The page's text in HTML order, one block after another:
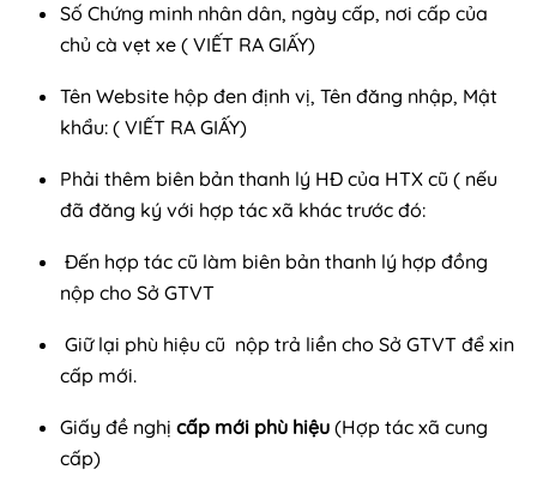
Số Chứng minh nhân dân, ngày cấp, nơi cấp của
chủ cà vẹt xe ( VIẾT RA GIẤY)
Tên Website hộp đen định vị, Tên đăng nhập, Mật
khẩu: ( VIẾT RA GIẤY)
Phải thêm biên bản thanh lý HĐ của HTX cũ ( nếu
đã đăng ký với hợp tác xã khác trước đó:
Đến hợp tác cũ làm biên bản thanh lý hợp đồng
nộp cho Sở GTVT
Giữ lại phù hiệu cũ nộp trả liền cho Sở GTVT để xin
cấp mới.
Giấy đề nghị cấp mới phù hiệu (Hợp tác xã cung
cấp)